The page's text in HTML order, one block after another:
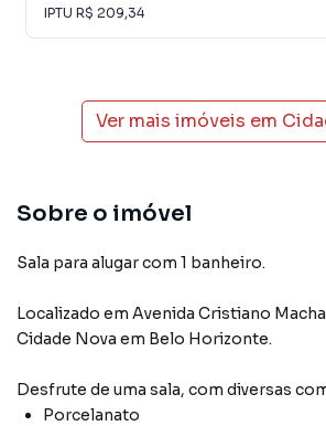
IPTU R$ 209,34
Ver mais imóveis em
Sobre o imóvel
Sala para alugar com 1 banheiro.
Localizado em Avenida Cristiano
Cidade Nova em Belo Horizonte.
Desfrute de uma sala, com diversas
Porcelanato